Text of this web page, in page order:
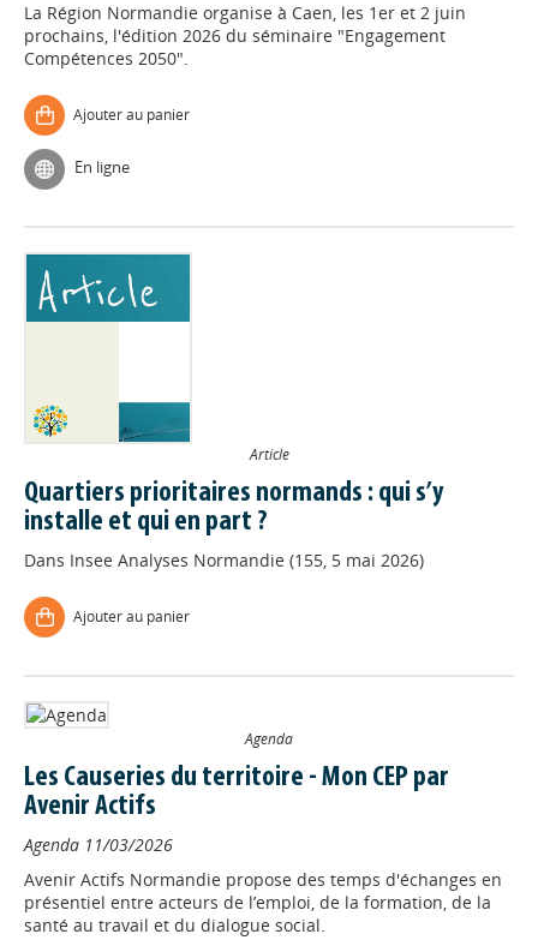
La Région Normandie organise à Caen, les 1er et 2 juin
prochains, l'édition 2026 du séminaire "Engagement
Compétences 2050".
Ajouter au panier
En ligne
Article
Quartiers prioritaires normands : qui s’y
installe et qui en part ?
Dans Insee Analyses Normandie (155, 5 mai 2026)
Ajouter au panier
Agenda
Les Causeries du territoire - Mon CEP par
Avenir Actifs
Agenda 11/03/2026
Avenir Actifs Normandie propose des temps d'échanges en
présentiel entre acteurs de l’emploi, de la formation, de la
santé au travail et du dialogue social.